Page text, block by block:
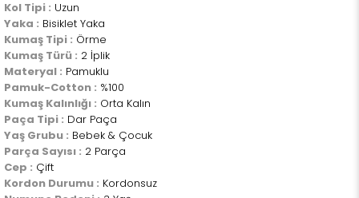
Kol Tipi : Uzun
Yaka : Bisiklet Yaka
Kumaş Tipi : Örme
Kumaş Türü : 2 İplik
Materyal : Pamuklu
Pamuk-Cotton : %100
Kumaş Kalınlığı : Orta Kalın
Paça Tipi : Dar Paça
Yaş Grubu : Bebek & Çocuk
Parça Sayısı : 2 Parça
Cep : Çift
Kordon Durumu : Kordonsuz